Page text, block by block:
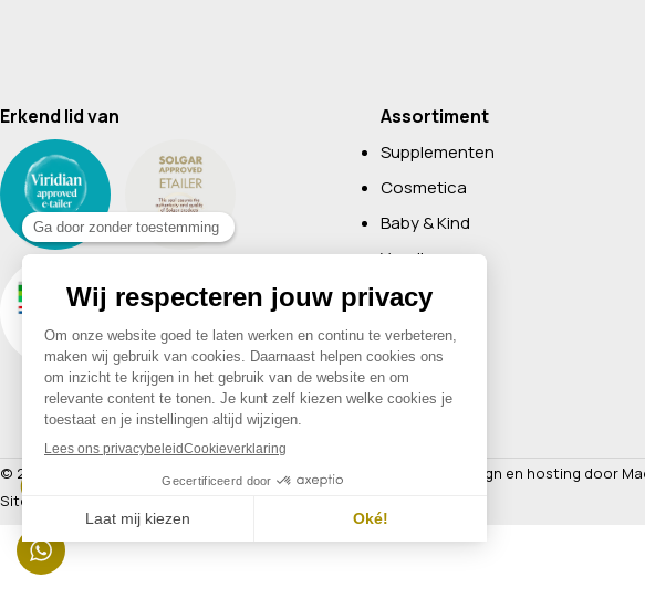
Erkend lid van Assortiment
Supplementen
Cosmetica
Baby & Kind
Voeding
Boeken
Huishoudelijk
Non-Food
Diervoeding
© 2026 Drogisterij Het Geheim | Alle rechten voorbehouden | Webdesign en hosting door
Sitemap